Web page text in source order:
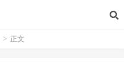
> 正文